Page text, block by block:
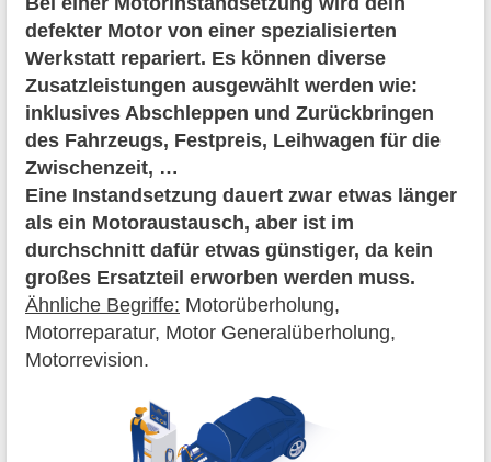
defekter Motor von einer spezialisierten
Werkstatt repariert. Es können diverse
Zusatzleistungen ausgewählt werden wie:
inklusives Abschleppen und Zurückbringen
des Fahrzeugs, Festpreis, Leihwagen für die
Zwischenzeit, …
Eine Instandsetzung dauert zwar etwas länger
als ein Motoraustausch, aber ist im
durchschnitt dafür etwas günstiger, da kein
großes Ersatzteil erworben werden muss.
Ähnliche Begriffe: Motorüberholung,
Motorreparatur, Motor Generalüberholung,
Motorrevision.